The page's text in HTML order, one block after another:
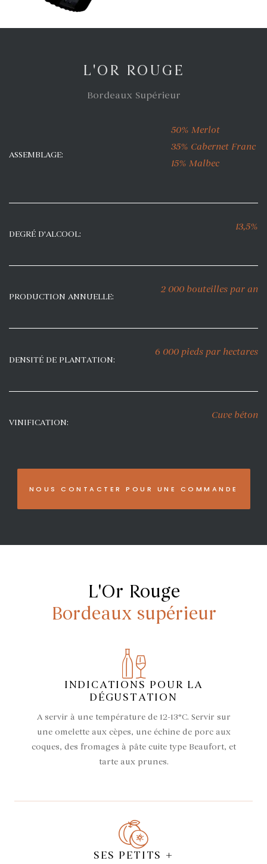
L'OR ROUGE
Bordeaux Supérieur
ASSEMBLAGE:
50% Merlot
35% Cabernet Franc
15% Malbec
DEGRÉ D'ALCOOL:
13,5%
PRODUCTION ANNUELLE:
2 000 bouteilles par an
DENSITÉ DE PLANTATION:
6 000 pieds par hectares
VINIFICATION:
Cuve béton
NOUS CONTACTER POUR UNE COMMANDE
L'Or Rouge
Bordeaux supérieur
INDICATIONS POUR LA
DÉGUSTATION
A servir à une température de 12-13°C. Servir sur
une omelette aux cèpes, une échine de porc aux
coques, des fromages à pâte cuite type Beaufort, et
tarte aux prunes.
SES PETITS +